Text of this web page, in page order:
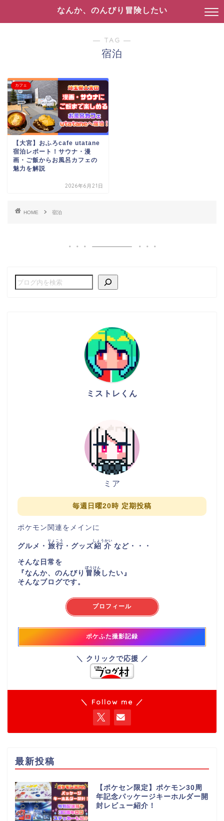
なんか、のんびり冒険したい
― TAG ―
宿泊
カフェ
【大宮】おふろcafe utatane
宿泊レポート！サウナ・漫
画・ご飯からお風呂カフェの
魅力を解説
2026年6月21日
HOME 宿泊
ミストレくん
ミア
毎週日曜20時 定期投稿
ポケモン関連をメインに
グルメ・ 旅行
りょこう
・グッズ紹介
しょうかい
など・・・
そんな日常を
『なんか、のんびり 冒険
ぼうけん
したい 』
そんなブログです。
プロフィール
ポケふた撮影記録
＼ クリックで応援 ／
＼ Follow me ／
最新投稿
【ポケセン限定】ポケモン30周
年記念パッケージキーホルダー開
封レビュー紹介！